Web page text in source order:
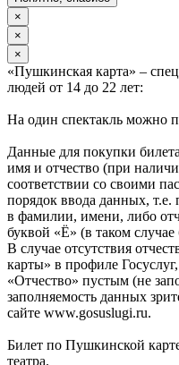
×
×
×
«Пушкинская карта» –
людей от 14 до 22 лет:
На один спектакль можно
Данные для покупки
имя и отчество (при
соответствии со своими
порядок ввода данных,
в фамилии, имени, либо
буквой «Ё» (в таком
В случае отсутствия
карты» в профиле
«Отчество» пустым (не
заполняемость данных
сайте www.gosuslugi.ru.
Билет по Пушкинской
театра.